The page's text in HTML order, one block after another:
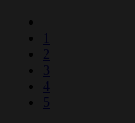
1
2
3
4
5